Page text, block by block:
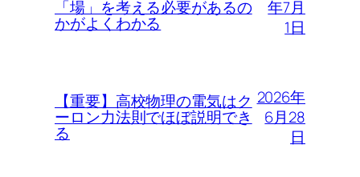
「場」を考える必要があるの
かがよくわかる
年7月
1日
【重要】高校物理の電気はク
ーロン力法則でほぼ説明でき
る
2026年
6月28
日